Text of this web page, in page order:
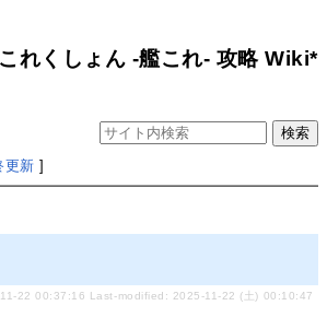
れくしょん -艦これ- 攻略 Wiki*
更新 ]
22 00:37:16 Last-modified: 2025-11-22 (土) 00:10:47